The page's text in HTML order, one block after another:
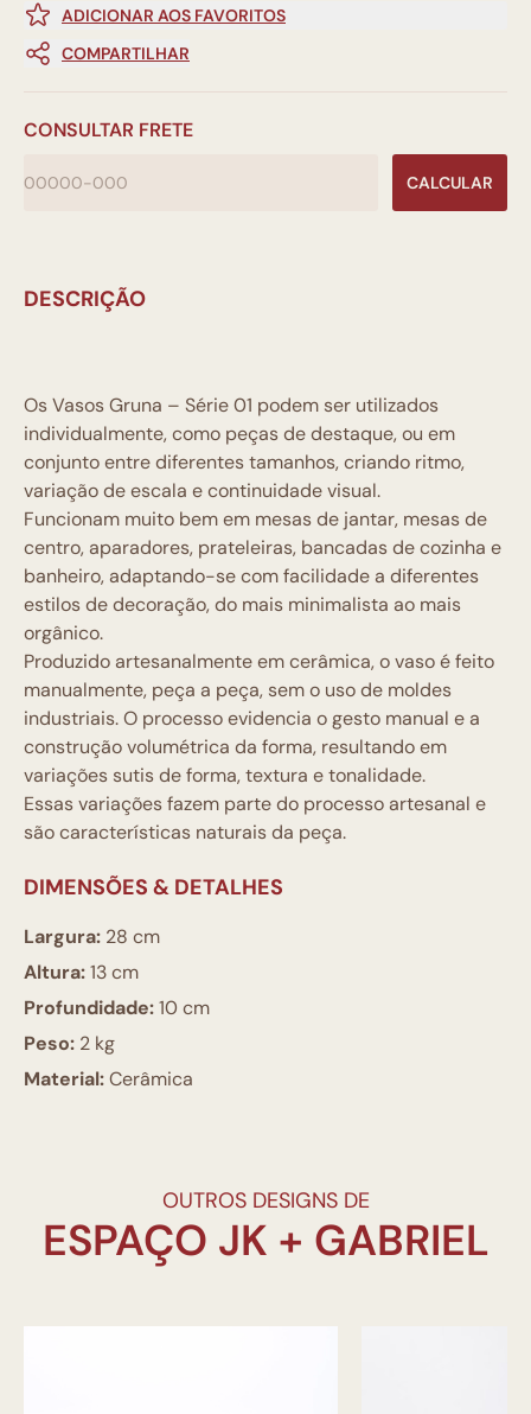
ADICIONAR AOS FAVORITOS
COMPARTILHAR
CONSULTAR FRETE
CALCULAR
DESCRIÇÃO
Os Vasos Gruna – Série 01 podem ser utilizados
individualmente, como peças de destaque, ou em
conjunto entre diferentes tamanhos, criando ritmo,
variação de escala e continuidade visual.
Funcionam muito bem em mesas de jantar, mesas de
centro, aparadores, prateleiras, bancadas de cozinha e
banheiro, adaptando-se com facilidade a diferentes
estilos de decoração, do mais minimalista ao mais
orgânico.
Produzido artesanalmente em cerâmica, o vaso é feito
manualmente, peça a peça, sem o uso de moldes
industriais. O processo evidencia o gesto manual e a
construção volumétrica da forma, resultando em
variações sutis de forma, textura e tonalidade.
Essas variações fazem parte do processo artesanal e
são características naturais da peça.
DIMENSÕES & DETALHES
Largura: 28 cm
Altura:13 cm
Profundidade:10 cm
Peso: 2 kg
Material:Cerâmica
OUTROS DESIGNS DE